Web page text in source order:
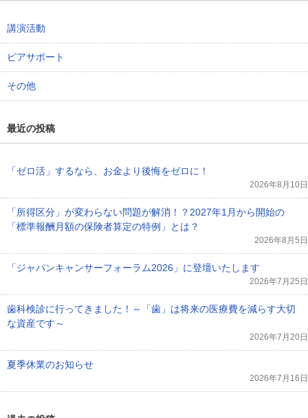
講演活動
ピアサポート
その他
最近の投稿
「ゼロ活」するなら、お金より後悔をゼロに！
2026年8月10日
「所得区分」が変わらない問題が解消！？2027年1月から開始の
「標準報酬月額の保険者算定の特例」とは？
2026年8月5日
「ジャパンキャンサーフォーラム2026」に登壇いたします
2026年7月25日
歯科検診に行ってきました！～「歯」は将来の医療費を減らす大切
な資産です～
2026年7月20日
夏季休業のお知らせ
2026年7月16日